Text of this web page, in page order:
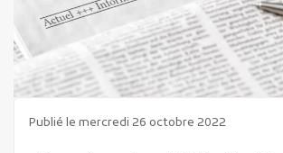
Publié le mercredi 26 octobre 2022